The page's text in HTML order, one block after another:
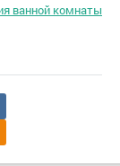
ванной комнаты